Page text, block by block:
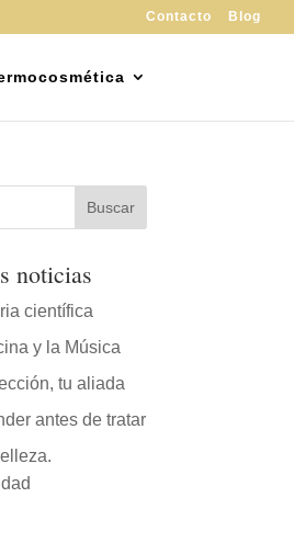
Contacto Blog
noticias
científica
y la Música
tu aliada
antes de tratar